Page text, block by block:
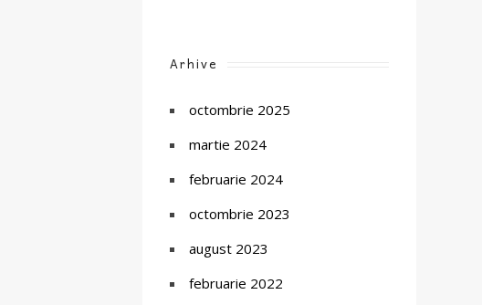
Arhive
octombrie 2025
martie 2024
februarie 2024
octombrie 2023
august 2023
februarie 2022